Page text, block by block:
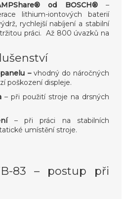
od BOSCH®–
lithium-iontových baterií
rychlejší nabíjení a stabilní
práci. Až 800 úvazků na
– vhodný do náročných
poškození displeje.
– při použití stroje na drsných
– při práci na stabilních
umístění stroje.
83 – postup při